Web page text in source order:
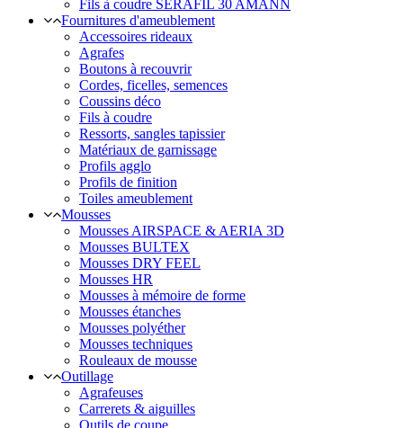
Fils à coudre SERAFIL 30 AMANN
Fournitures d'ameublement
Accessoires rideaux
Agrafes
Boutons à recouvrir
Cordes, ficelles, semences
Coussins déco
Fils à coudre
Ressorts, sangles tapissier
Matériaux de garnissage
Profils agglo
Profils de finition
Toiles ameublement
Mousses
Mousses AIRSPACE & AERIA 3D
Mousses BULTEX
Mousses DRY FEEL
Mousses HR
Mousses à mémoire de forme
Mousses étanches
Mousses polyéther
Mousses techniques
Rouleaux de mousse
Outillage
Agrafeuses
Carrerets & aiguilles
Outils de coupe